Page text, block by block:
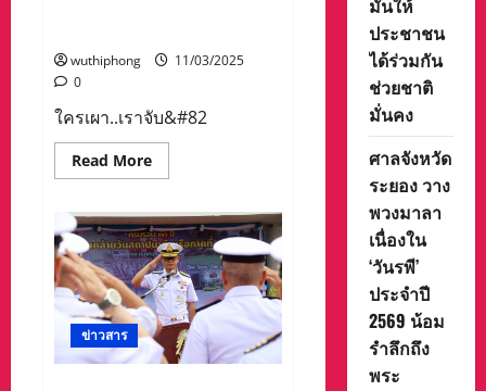
บาง
เป็น
ข้อมูล
ใน
พิจารณา
หา
ให้การ
ช่วย
เหลือ
ตำบล
ละ
3คน
wuthiphong
11/03/2025
0
ใครเผา..เราจับ&#82
Read MoreRead
more
เผา..เรา
จับ”อำเภอ
แม่แตง
จับกุม
ผู้
ลักลอบ
เผา
ป่า
ข่าวสาร
มั่นให้
ประชาชน
ได้ร่วมกัน
ช่วยชาติ
มั่นคง
ศาลจังหวัด
ระยอง วาง
พวงมาลา
เนื่องใน
‘วันรพี’
ประจำปี
2569 น้อม
รำลึกถึง
พระ